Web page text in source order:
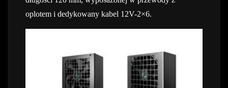
oplotem i dedykowany kabel 12V-2×6.